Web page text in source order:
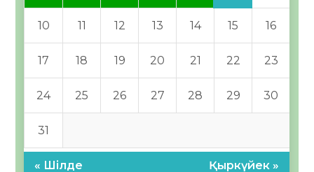
10 11 12 13 14 15 16
17 18 19 20 21 22 23
24 25 26 27 28 29 30
31
« Шілде Қыркүйек »